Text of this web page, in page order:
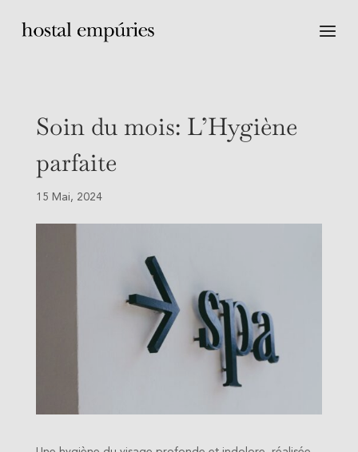
Soin du mois: L’Hygiène
parfaite
15 Mai, 2024